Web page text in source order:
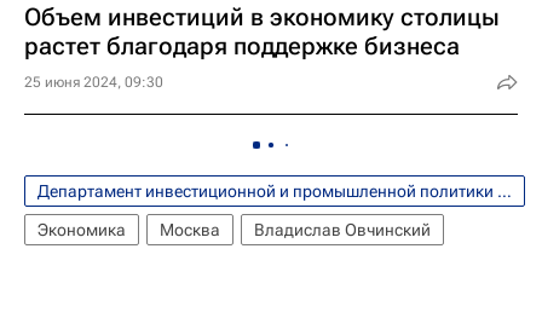
Объем инвестиций в экономику столицы
растет благодаря поддержке бизнеса
25 июня 2024, 09:30
Департамент инвестиционной и промышленной политики города Москвы
Экономика
Москва Владислав Овчинский